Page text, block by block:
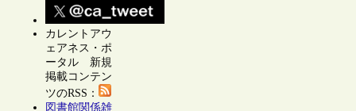
カレントアウ
ェアネス・ポ
ータル 新規
掲載コンテン
ツのRSS：
図書館関係雑